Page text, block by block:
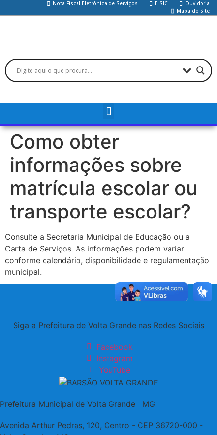
Nota Fiscal Eletrônica de Serviços E-SIC
Ouvidoria
Mapa do Site
Como obter
informações sobre
matrícula escolar ou
transporte escolar?
Consulte a Secretaria Municipal de Educação ou a
Carta de Serviços. As informações podem variar
conforme calendário, disponibilidade e regulamentação
municipal.
Siga a Prefeitura de Volta Grande nas Redes Sociais
Facebook
Instagram
YouTube
Prefeitura Municipal de Volta Grande | MG
Avenida Arthur Pedras, 120, Centro - CEP 36720-000 -